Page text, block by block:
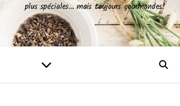
plus spéciales… mais toujours gourmandes!